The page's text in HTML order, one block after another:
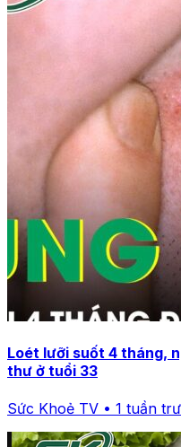
Loét lưỡi suốt 4 tháng,
thư ở tuổi 33
Sức Khoẻ TV • 1 tuần